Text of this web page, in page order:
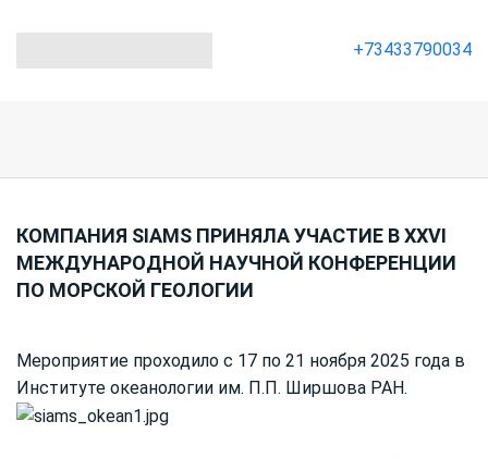
+73433790034
КОМПАНИЯ SIAMS ПРИНЯЛА УЧАСТИЕ В XXVI
МЕЖДУНАРОДНОЙ НАУЧНОЙ КОНФЕРЕНЦИИ
ПО МОРСКОЙ ГЕОЛОГИИ
Мероприятие проходило с 17 по 21 ноября 2025 года в
Институте океанологии им. П.П. Ширшова РАН.